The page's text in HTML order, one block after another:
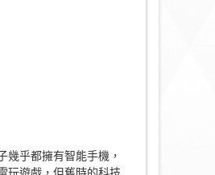
幾乎都擁有智能手機，
玩遊戲，但舊時的科技